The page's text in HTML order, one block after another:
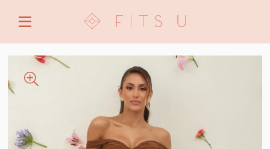
CRIAR NOVA CONTA